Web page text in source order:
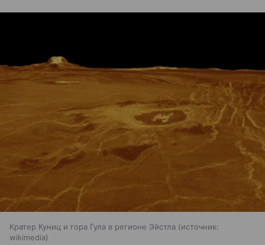
Кратер Куниц и гора Гула в регионе Эйстла
источник:
wikimedia